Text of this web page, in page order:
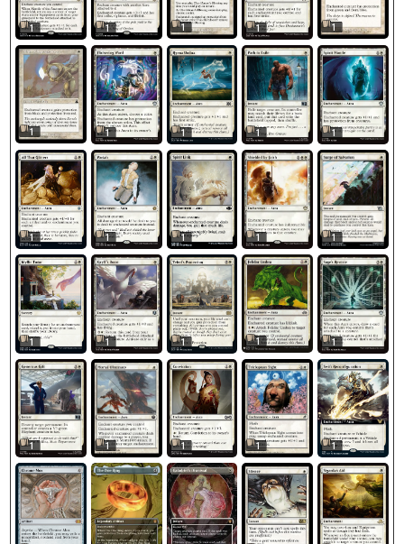
1 1 1 1 1
1 1 1 1 1
1 1 1 1 1
1 1 1 1 1
1 1 1 1 1